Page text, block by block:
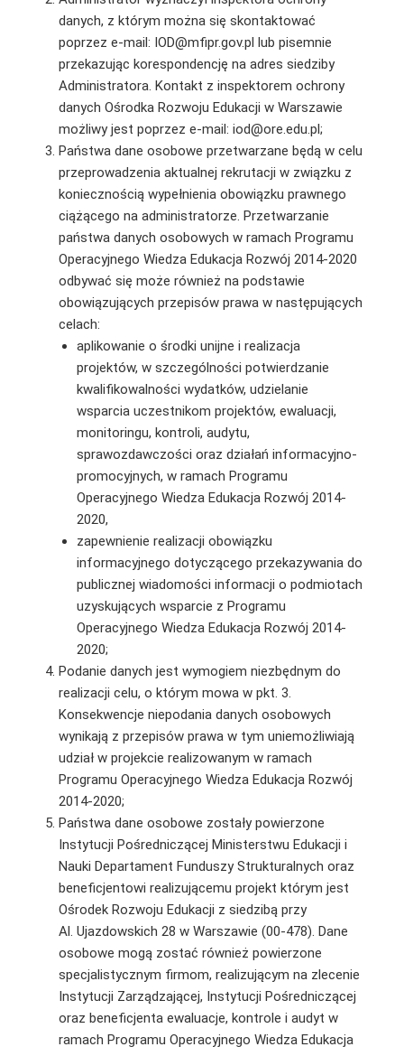
danych, z którym można się skontaktować
poprzez e-mail: IOD@mfipr.gov.pl lub pisemnie
przekazując korespondencję na adres siedziby
Administratora. Kontakt z inspektorem ochrony
danych Ośrodka Rozwoju Edukacji w Warszawie
możliwy jest poprzez e-mail: iod@ore.edu.pl;
Państwa dane osobowe przetwarzane będą w celu
przeprowadzenia aktualnej rekrutacji w związku z
koniecznością wypełnienia obowiązku prawnego
ciążącego na administratorze. Przetwarzanie
państwa danych osobowych w ramach Programu
Operacyjnego Wiedza Edukacja Rozwój 2014-2020
odbywać się może również na podstawie
obowiązujących przepisów prawa w następujących
celach:
aplikowanie o środki unijne i realizacja
projektów, w szczególności potwierdzanie
kwalifikowalności wydatków, udzielanie
wsparcia uczestnikom projektów, ewaluacji,
monitoringu, kontroli, audytu,
sprawozdawczości oraz działań informacyjno-
promocyjnych, w ramach Programu
Operacyjnego Wiedza Edukacja Rozwój 2014-
2020,
zapewnienie realizacji obowiązku
informacyjnego dotyczącego przekazywania do
publicznej wiadomości informacji o podmiotach
uzyskujących wsparcie z Programu
Operacyjnego Wiedza Edukacja Rozwój 2014-
2020;
Podanie danych jest wymogiem niezbędnym do
realizacji celu, o którym mowa w pkt. 3.
Konsekwencje niepodania danych osobowych
wynikają z przepisów prawa w tym uniemożliwiają
udział w projekcie realizowanym w ramach
Programu Operacyjnego Wiedza Edukacja Rozwój
2014-2020;
Państwa dane osobowe zostały powierzone
Instytucji Pośredniczącej Ministerstwu Edukacji i
Nauki Departament Funduszy Strukturalnych oraz
beneficjentowi realizującemu projekt którym jest
Ośrodek Rozwoju Edukacji z siedzibą przy
Al. Ujazdowskich 28 w Warszawie (00-478). Dane
osobowe mogą zostać również powierzone
specjalistycznym firmom, realizującym na zlecenie
Instytucji Zarządzającej, Instytucji Pośredniczącej
oraz beneficjenta ewaluacje, kontrole i audyt w
ramach Programu Operacyjnego Wiedza Edukacja